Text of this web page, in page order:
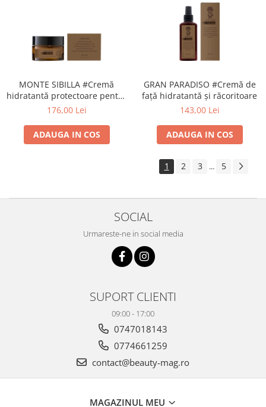
MONTE SIBILLA #Cremă
hidratantă protectoare pentru
față
176,00 Lei
ADAUGA IN COS
GRAN PARADISO #Cremă de
față hidratantă și răcoritoare
143,00 Lei
ADAUGA IN COS
1 2 3 ... 5
SOCIAL
Urmareste-ne in social media
SUPORT CLIENTI
09:00 - 17:00
0747018143
0774661259
contact@beauty-mag.ro
MAGAZINUL MEU